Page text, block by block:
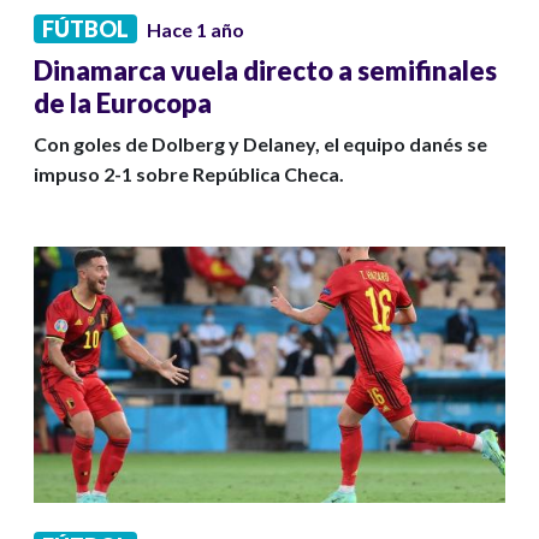
FÚTBOL Hace 1 año
Dinamarca vuela directo a semifinales
de la Eurocopa
Con goles de Dolberg y Delaney, el equipo danés se
impuso 2-1 sobre República Checa.